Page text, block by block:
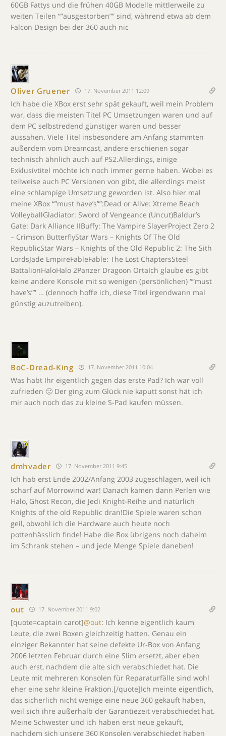
60GB Fattys und die frühen 40GB Modelle mittlerweile zu
weiten Teilen “”ausgestorben”” sind, während etwa ab dem
Falcon Design bei der 360 auch nic
Oliver Gruener 17. November 2011 12:09
Ich habe die XBox erst sehr spät gekauft, weil mein Problem
war, dass die meisten Titel PC Umsetzungen waren und auf
dem PC selbstredend günstiger waren und besser
aussahen. Viele Titel insbesondere am Anfang stammten
außerdem vom Dreamcast, andere erschienen sogar
technisch ähnlich auch auf PS2.Allerdings, einige
Exklusivtitel möchte ich noch immer gerne haben. Wobei es
teilweise auch PC Versionen von gibt, die allerdings meist
eine schlampige Umsetzung geworden ist. Also hier mal
meine XBox “”must have’s””:Dead or Alive: Xtreme Beach
VolleyballGladiator: Sword of Vengeance (Uncut)Baldur’s
Gate: Dark Alliance IIBuffy: The Vampire SlayerProject Zero 2
– Crimson ButterflyStar Wars – Knights Of The Old
RepublicStar Wars – Knights of the Old Republic 2: The Sith
LordsJade EmpireFableFable: The Lost ChaptersSteel
BattalionHaloHalo 2Panzer Dragoon OrtaIch glaube es gibt
keine andere Konsole mit so wenigen (persönlichen) “”must
have’s”” … (dennoch hoffe ich, diese Titel irgendwann mal
günstig auzutreiben).
BoC-Dread-King 17. November 2011 10:04
Was habt Ihr eigentlich gegen das erste Pad? Ich war voll
zufrieden 🙂 Der ging zum Glück nie kaputt sonst hät ich
mir auch noch das zu kleine S-Pad kaufen müssen.
dmhvader 17. November 2011 9:45
Ich hab erst Ende 2002/Anfang 2003 zugeschlagen, weil ich
scharf auf Morrowind war! Danach kamen dann Perlen wie
Halo, Ghost Recon, die Jedi Knight-Reihe und natürlich
Knights of the old Republic dran!Die Spiele waren schon
geil, obwohl ich die Hardware auch heute noch
pottenhässlich finde! Habe die Box übrigens noch daheim
im Schrank stehen – und jede Menge Spiele daneben!
out 17. November 2011 9:02
[quote=captain carot]@out: Ich kenne eigentlich kaum
Leute, die zwei Boxen gleichzeitig hatten. Genau ein
einziger Bekannter hat seine defekte Ur-Box von Anfang
2006 letzten Februar durch eine Slim ersetzt, aber eben
auch erst, nachdem die alte sich verabschiedet hat. Die
Leute mit mehreren Konsolen für Reparaturfälle sind wohl
eher eine sehr kleine Fraktion.[/quote]Ich meinte eigentlich,
das sicherlich nicht wenige eine neue 360 gekauft haben,
weil sich ihre außerhalb der Garantiezeit verabschiedet hat.
Meine Schwester und ich haben erst neue gekauft,
nachdem sich unsere 360 Konsolen verabschiedet haben